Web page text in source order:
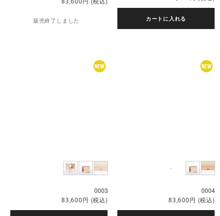
販売終了しました カートに入れる
0003
83,600円 (税込)
0004
83,600円 (税込)